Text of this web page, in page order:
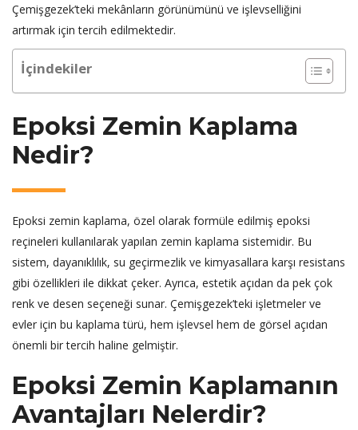
Çemişgezek’teki mekânların görünümünü ve işlevselliğini
artırmak için tercih edilmektedir.
İçindekiler
Epoksi Zemin Kaplama
Nedir?
Epoksi zemin kaplama, özel olarak formüle edilmiş epoksi
reçineleri kullanılarak yapılan zemin kaplama sistemidir. Bu
sistem, dayanıklılık, su geçirmezlik ve kimyasallara karşı resistans
gibi özellikleri ile dikkat çeker. Ayrıca, estetik açıdan da pek çok
renk ve desen seçeneği sunar. Çemişgezek’teki işletmeler ve
evler için bu kaplama türü, hem işlevsel hem de görsel açıdan
önemli bir tercih haline gelmiştir.
Epoksi Zemin Kaplamanın
Avantajları Nelerdir?